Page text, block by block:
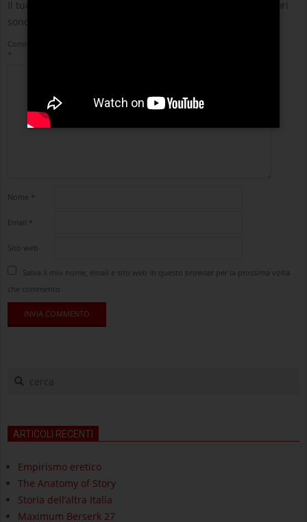
Il tuo indirizzo email non sarà pubblicato.
I campi obbligatori
sono contrassegnati
Commento
*
Nome *
Email *
Sito web
Salva il mio nome, email e sito web in questo browser per la prossima volta
che commento.
cerca
ARTICOLI RECENTI
Empirismo eretico
The Anatomy of Story
Storia dell’altra Italia
Maximum Berserk 27